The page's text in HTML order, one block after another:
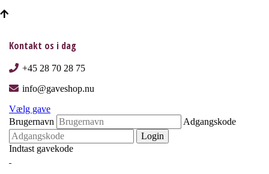
Kontakt os i dag
+45 28 70 28 75
info@gaveshop.nu
Vælg gave
Brugernavn
Adgangskode
Login
Indtast gavekode